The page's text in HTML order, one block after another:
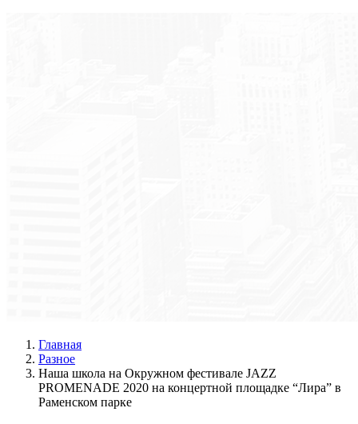
Главная
Разное
Наша школа на Окружном фестивале JAZZ
PROMENADE 2020 на концертной площадке “Лира” в
Раменском парке